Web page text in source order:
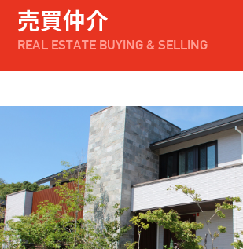
売買仲介
REAL ESTATE BUYING & SELLING